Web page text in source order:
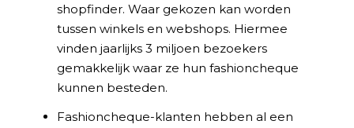
shopfinder. Waar gekozen kan worden
tussen winkels en webshops. Hiermee
vinden jaarlijks 3 miljoen bezoekers
gemakkelijk waar ze hun fashioncheque
kunnen besteden.
Fashioncheque-klanten hebben al een